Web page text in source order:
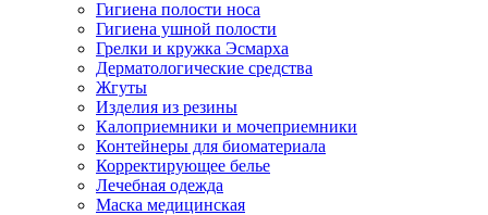
Гигиена полости носа
Гигиена ушной полости
Грелки и кружка Эсмарха
Дерматологические средства
Жгуты
Изделия из резины
Калоприемники и мочеприемники
Контейнеры для биоматериала
Корректирующее белье
Лечебная одежда
Маска медицинская